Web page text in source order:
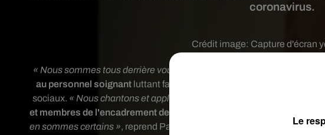
coronavirus.
Crédit image: Capture d'écran
« Nous sommes tous derrière vous »
au personnel soignantluttant face à la pandémie de coronavirus,
sociaux. « Nous chantons et applaudissons pour vous » , explique
et membres de l'encadrement des Bleus
, chacun ayant enregistré
en sommes certains », reprend Paul Pogba, tandis qu'Olivier Giroud
Le